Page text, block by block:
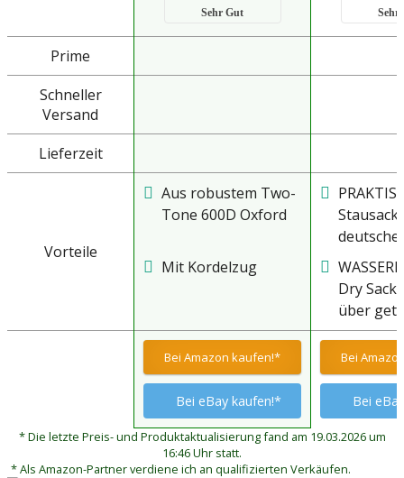
Sehr Gut Sehr
Prime
Schneller
Versand
Lieferzeit
Vorteile
Aus robustem Two-
Tone 600D Oxford
Mit Kordelzug
Stausack
Marke
Schafft
und
Koffer,
oder
Dry
über
und
ist
Bei Amazon kaufen!*
Bei eBay kaufen!*
Bei
Bei
* Die letzte Preis- und Produktaktualisierung fand am 19.03.2026 um
16:46 Uhr statt.
* Als Amazon-Partner verdiene ich an qualifizierten Verkäufen.